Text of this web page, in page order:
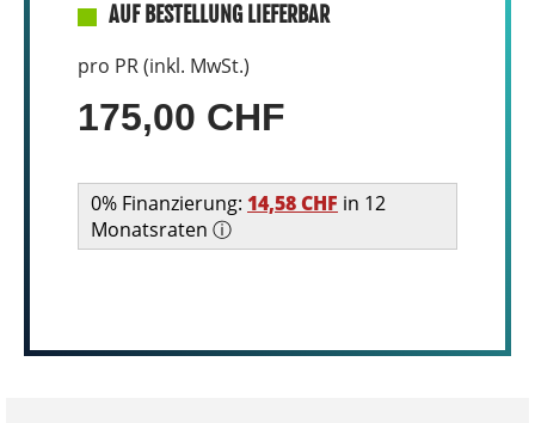
AUF BESTELLUNG LIEFERBAR
pro PR (inkl. MwSt.)
175,00 CHF
0% Finanzierung: 14,58 CHF in 12
Monatsraten ⓘ